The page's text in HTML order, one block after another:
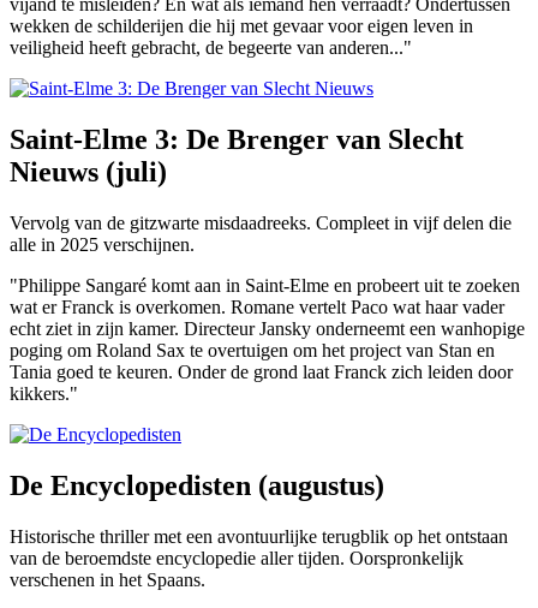
vijand te misleiden? En wat als iemand hen verraadt? Ondertussen
wekken de schilderijen die hij met gevaar voor eigen leven in
veiligheid heeft gebracht, de begeerte van anderen..."
Saint-Elme 3: De Brenger van Slecht
Nieuws (juli)
Vervolg van de gitzwarte misdaadreeks. Compleet in vijf delen die
alle in 2025 verschijnen.
"Philippe Sangaré komt aan in Saint-Elme en probeert uit te zoeken
wat er Franck is overkomen. Romane vertelt Paco wat haar vader
echt ziet in zijn kamer. Directeur Jansky onderneemt een wanhopige
poging om Roland Sax te overtuigen om het project van Stan en
Tania goed te keuren. Onder de grond laat Franck zich leiden door
kikkers."
De Encyclopedisten (augustus)
Historische thriller met een avontuurlijke terugblik op het ontstaan
van de beroemdste encyclopedie aller tijden. Oorspronkelijk
verschenen in het Spaans.